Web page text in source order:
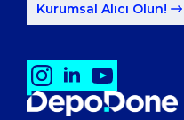
Kurumsal Alıcı Olun!